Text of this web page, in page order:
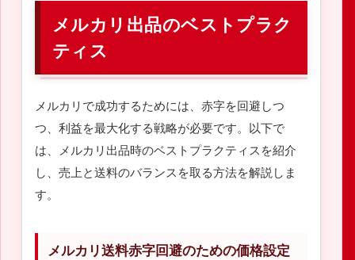
メルカリ出品のベストプラク
ティス
メルカリで成功するためには、赤字を回避しつ
つ、利益を最大化する戦略が必要です。以下で
は、メルカリ出品時のベストプラクティスを紹介
し、売上と送料のバランスを取る方法を解説しま
す。
メルカリ送料赤字回避のための価格設定